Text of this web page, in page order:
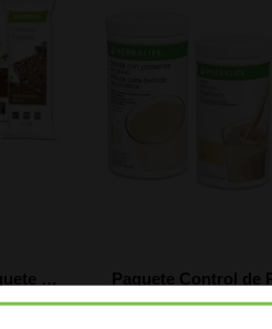
Barritas Fórmula 1 Express (Paquete 7 unidades)
Paquete Control de
€156,90